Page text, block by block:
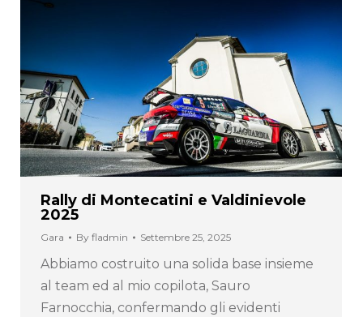
Rally di Montecatini e Valdinievole
2025
Gara By fladmin Settembre 25, 2025
Abbiamo costruito una solida base insieme
al team ed al mio copilota, Sauro
Farnocchia, confermando gli evidenti